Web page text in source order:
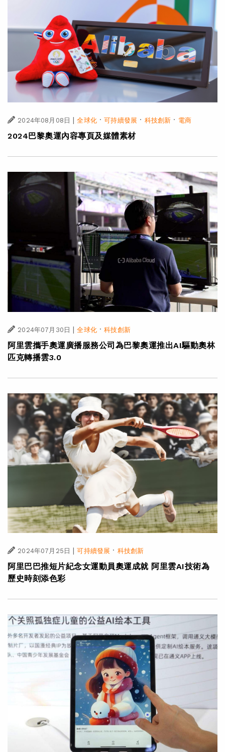
2024年08月08日 | 全球化·可持續發展 · 科技創新 · 電商
2024巴黎奧運內容專頁及媒體素材
2024年07月30日 | 全球化·科技創新
阿里雲攜手奧運廣播服務公司為巴黎奧運推出AI驅動奧林
匹克轉播雲3.0
2024年07月25日 可持續發展 · 科技創新
阿里巴巴推短片紀念女運動員奧運成就 阿里雲AI技術為
歷史時刻添色彩